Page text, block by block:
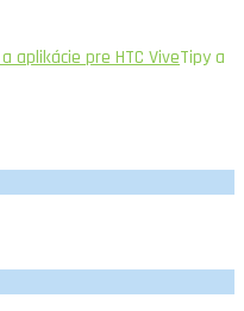
aplikácie pre HTC ViveTipy a